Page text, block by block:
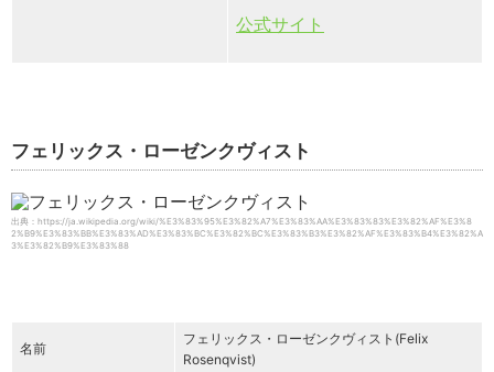
公式サイト
フェリックス・ローゼンクヴィスト
出典：https://ja.wikipedia.org/wiki/%E3%83%95%E3%82%A7%E3%83%AA%E3%83%83%E3%82%AF%E3%8
2%B9%E3%83%BB%E3%83%AD%E3%83%BC%E3%82%BC%E3%83%B3%E3%82%AF%E3%83%B4%E3%82%A
3%E3%82%B9%E3%83%88
名前
フェリックス・ローゼンクヴィスト(Felix
Rosenqvist)